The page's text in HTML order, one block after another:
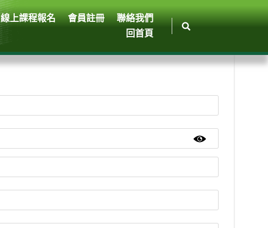
線上課程報名 會員註冊
聯絡我們
回首頁